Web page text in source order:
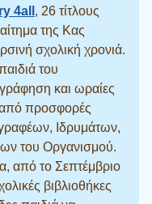
4all , 26 τίτλους
της Κας
σχολική χρονιά.
του
και ωραίες
από προσφορές
Ιδρυμάτων,
του Οργανισμού.
από το Σεπτέμβριο
βιβλιοθήκες